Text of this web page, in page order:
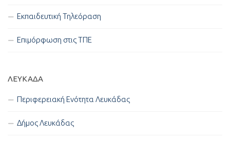
Εκπαιδευτική Τηλεόραση
Επιμόρφωση στις ΤΠΕ
ΛΕΥΚΑΔΑ
Περιφερειακή Ενότητα Λευκάδας
Δήμος Λευκάδας